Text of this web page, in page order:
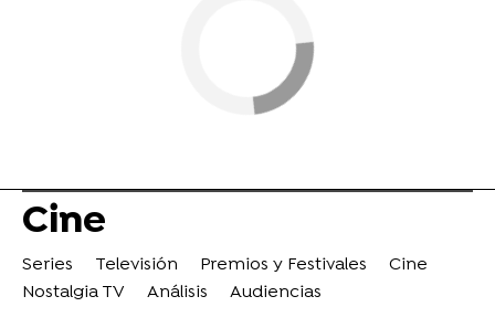
Cine
Series Televisión Premios y Festivales
Cine
Nostalgia TV
Análisis Audiencias